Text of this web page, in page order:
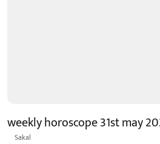
weekly horoscope 31st may
Sakal